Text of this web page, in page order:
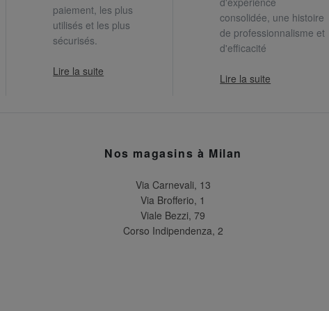
paiement, les plus
utilisés et les plus
sécurisés.
Lire la suite
consolidée, une histoire
de professionnalisme et
d'efficacité
Lire la suite
Nos magasins à Milan
Via Carnevali, 13
Via Brofferio, 1
Viale Bezzi, 79
Corso Indipendenza, 2